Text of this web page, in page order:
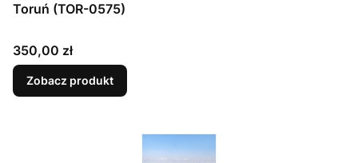
Toruń (TOR-0575)
Cena
350,00 zł
Zobacz produkt